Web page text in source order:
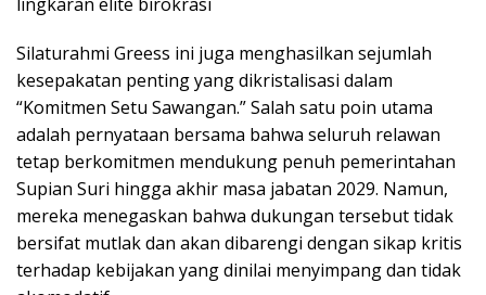
Silaturahmi Greess ini juga menghasilkan sejumlah
kesepakatan penting yang dikristalisasi dalam
“Komitmen Setu Sawangan.” Salah satu poin utama
adalah pernyataan bersama bahwa seluruh relawan
tetap berkomitmen mendukung penuh pemerintahan
Supian Suri hingga akhir masa jabatan 2029. Namun,
mereka menegaskan bahwa dukungan tersebut tidak
bersifat mutlak dan akan dibarengi dengan sikap kritis
terhadap kebijakan yang dinilai menyimpang dan tidak